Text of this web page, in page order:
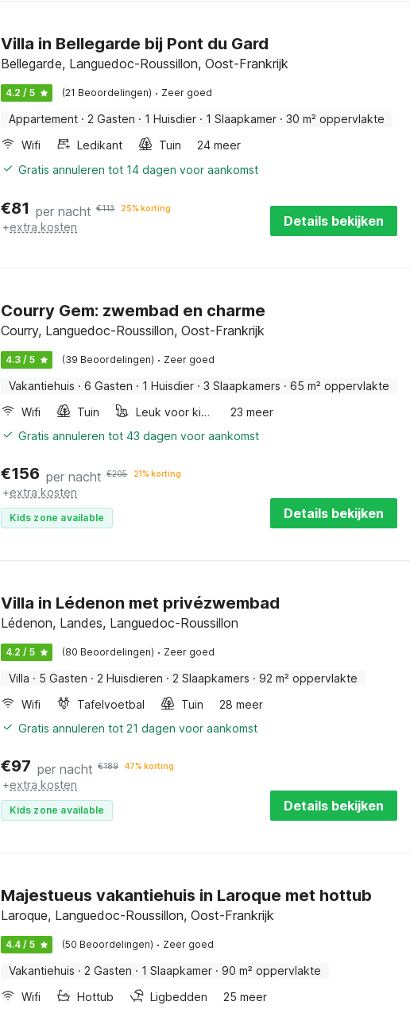
Villa in Bellegarde bij Pont du Gard
Bellegarde, Languedoc-Roussillon, Oost-Frankrijk
4.2 / 5 (21 Beoordelingen) · Zeer goed
Appartement · 2 Gasten · 1 Huisdier · 1 Slaapkamer · 30 m² oppervlakte
Wifi
Ledikant Tuin
24 meer
Gratis annuleren tot 14 dagen voor aankomst
€81 per nacht €113 25% korting
+extra kosten Details bekijken
Courry Gem: zwembad en charme
Courry, Languedoc-Roussillon, Oost-Frankrijk
4.3 / 5 (39 Beoordelingen) · Zeer goed
Vakantiehuis · 6 Gasten · 1 Huisdier · 3 Slaapkamers · 65 m² oppervlakte
Wifi
Tuin Leuk voor kinderen
23 meer
Gratis annuleren tot 43 dagen voor aankomst
€156 per nacht €205 21% korting
+extra kosten
Kids zone available Details bekijken
Villa in Lédenon met privézwembad
Lédenon, Landes, Languedoc-Roussillon
4.2 / 5 (80 Beoordelingen) · Zeer goed
Villa · 5 Gasten · 2 Huisdieren · 2 Slaapkamers · 92 m² oppervlakte
Wifi
Tafelvoetbal Tuin
28 meer
Gratis annuleren tot 21 dagen voor aankomst
€97 per nacht €189 47% korting
+extra kosten
Kids zone available Details bekijken
Majestueus vakantiehuis in Laroque met hottub
Laroque, Languedoc-Roussillon, Oost-Frankrijk
4.4 / 5 (50 Beoordelingen) · Zeer goed
Vakantiehuis · 2 Gasten · 1 Slaapkamer · 90 m² oppervlakte
Wifi
Hottub Ligbedden
25 meer